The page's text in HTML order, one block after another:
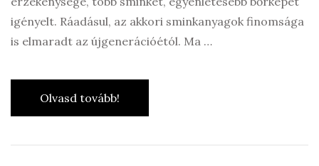
igényelt. Ráadásul, az akkori sminkanyagok finomsága
is elmaradt az újgenerációétól. Ma …
Olvasd tovább!